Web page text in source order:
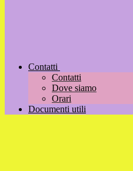
Contatti
Contatti
Dove siamo
Orari
Documenti utili